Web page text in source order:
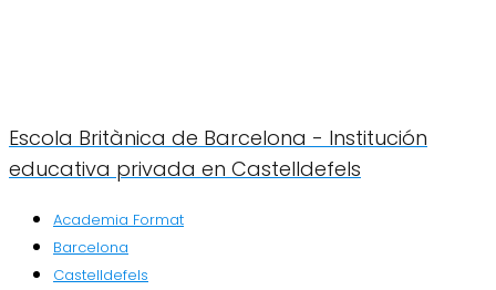
Escola Britànica de Barcelona - Institución
educativa privada en Castelldefels
Academia Format
Barcelona
Castelldefels